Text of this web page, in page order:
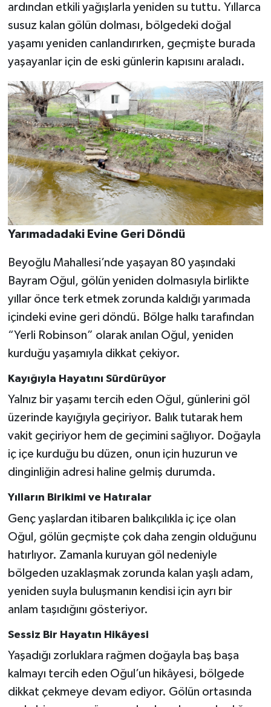
ardından etkili yağışlarla yeniden su tuttu. Yıllarca
susuz kalan gölün dolması, bölgedeki doğal
yaşamı yeniden canlandırırken, geçmişte burada
yaşayanlar için de eski günlerin kapısını araladı.
Yarımadadaki Evine Geri Döndü
Beyoğlu Mahallesi’nde yaşayan 80 yaşındaki
Bayram Oğul, gölün yeniden dolmasıyla birlikte
yıllar önce terk etmek zorunda kaldığı yarımada
içindeki evine geri döndü. Bölge halkı tarafından
“Yerli Robinson” olarak anılan Oğul, yeniden
kurduğu yaşamıyla dikkat çekiyor.
Kayığıyla Hayatını Sürdürüyor
Yalnız bir yaşamı tercih eden Oğul, günlerini göl
üzerinde kayığıyla geçiriyor. Balık tutarak hem
vakit geçiriyor hem de geçimini sağlıyor. Doğayla
iç içe kurduğu bu düzen, onun için huzurun ve
dinginliğin adresi haline gelmiş durumda.
Yılların Birikimi ve Hatıralar
Genç yaşlardan itibaren balıkçılıkla iç içe olan
Oğul, gölün geçmişte çok daha zengin olduğunu
hatırlıyor. Zamanla kuruyan göl nedeniyle
bölgeden uzaklaşmak zorunda kalan yaşlı adam,
yeniden suyla buluşmanın kendisi için ayrı bir
anlam taşıdığını gösteriyor.
Sessiz Bir Hayatın Hikâyesi
Yaşadığı zorluklara rağmen doğayla baş başa
kalmayı tercih eden Oğul’un hikâyesi, bölgede
dikkat çekmeye devam ediyor. Gölün ortasında